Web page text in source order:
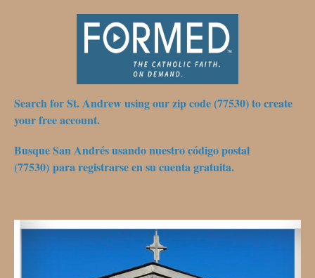
Search for St. Andrew using our zip code (77530) to create
your free account.
Busque San Andrés usando nuestro código postal
(77530) para registrarse en su cuenta gratuita.